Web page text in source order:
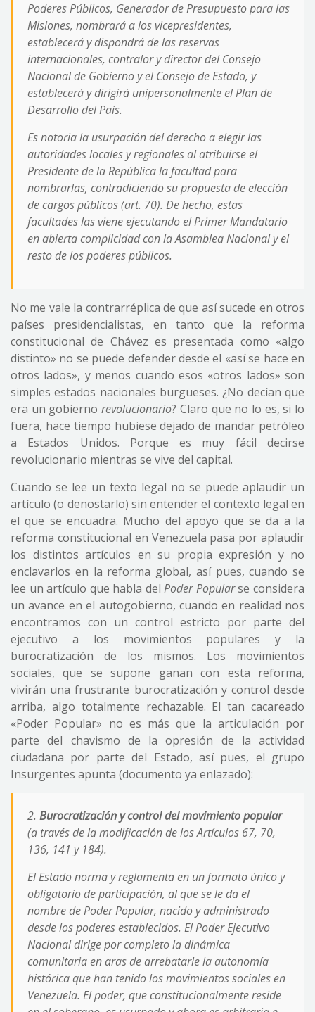
Poderes Públicos, Generador de Presupuesto para las
Misiones, nombrará a los vicepresidentes,
establecerá y dispondrá de las reservas
internacionales, contralor y director del Consejo
Nacional de Gobierno y el Consejo de Estado, y
establecerá y dirigirá unipersonalmente el Plan de
Desarrollo del País.
Es notoria la usurpación del derecho a elegir las
autoridades locales y regionales al atribuirse el
Presidente de la República la facultad para
nombrarlas, contradiciendo su propuesta de elección
de cargos públicos (art. 70). De hecho, estas
facultades las viene ejecutando el Primer Mandatario
en abierta complicidad con la Asamblea Nacional y el
resto de los poderes públicos.
No me vale la contrarréplica de que así sucede en otros
países presidencialistas, en tanto que la reforma
constitucional de Chávez es presentada como «algo
distinto» no se puede defender desde el «así se hace en
otros lados», y menos cuando esos «otros lados» son
simples estados nacionales burgueses. ¿No decían que
era un gobiernorevolucionario? Claro que no lo es, si lo
fuera, hace tiempo hubiese dejado de mandar petróleo
a Estados Unidos. Porque es muy fácil decirse
revolucionario mientras se vive del capital.
Cuando se lee un texto legal no se puede aplaudir un
artículo (o denostarlo) sin entender el contexto legal en
el que se encuadra. Mucho del apoyo que se da a la
reforma constitucional en Venezuela pasa por aplaudir
los distintos artículos en su propia expresión y no
enclavarlos en la reforma global, así pues, cuando se
lee un artículo que habla delPoder Popularse considera
un avance en el autogobierno, cuando en realidad nos
encontramos con un control estricto por parte del
ejecutivo a los movimientos populares y la
burocratización de los mismos. Los movimientos
sociales, que se supone ganan con esta reforma,
vivirán una frustrante burocratización y control desde
arriba, algo totalmente rechazable. El tan cacareado
«Poder Popular» no es más que la articulación por
parte del chavismo de la opresión de la actividad
ciudadana por parte del Estado, así pues, el grupo
Insurgentes apunta (documento ya enlazado):
2. Burocratización y control del movimiento popular
(a través de la modificación de los Artículos 67, 70,
136, 141 y 184).
El Estado norma y reglamenta en un formato único y
obligatorio de participación, al que se le da el
nombre de Poder Popular, nacido y administrado
desde los poderes establecidos. El Poder Ejecutivo
Nacional dirige por completo la dinámica
comunitaria en aras de arrebatarle la autonomía
histórica que han tenido los movimientos sociales en
Venezuela. El poder, que constitucionalmente reside